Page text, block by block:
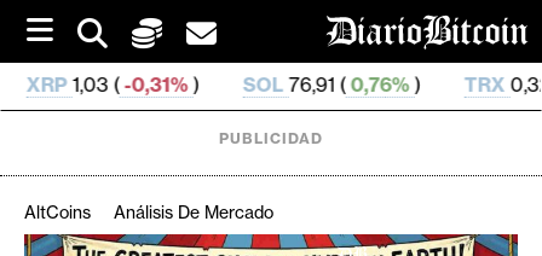
i
t
o
SOL76,91 (0,76% ) TRX 0,329 547 ( -0,04%)
PUBLICIDAD
AltCoins Análisis De Mercado